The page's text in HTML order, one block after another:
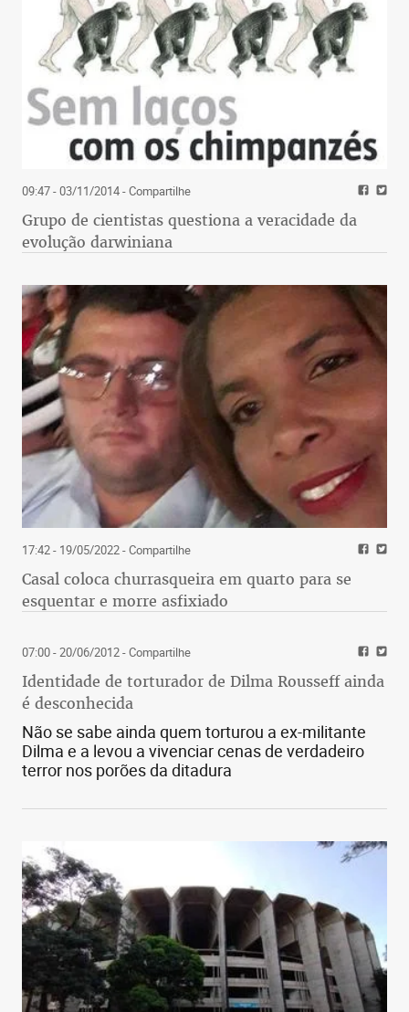
09:47 - 03/11/2014- Compartilhe
Grupo de cientistas questiona a veracidade da
evolução darwiniana
17:42 - 19/05/2022- Compartilhe
Casal coloca churrasqueira em quarto para se
esquentar e morre asfixiado
07:00 - 20/06/2012- Compartilhe
Identidade de torturador de Dilma Rousseff ainda
é desconhecida
Não se sabe ainda quem torturou a ex-militante
Dilma e a levou a vivenciar cenas de verdadeiro
terror nos porões da ditadura